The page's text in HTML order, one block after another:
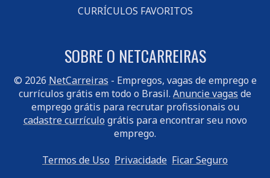
CURRÍCULOS FAVORITOS
SOBRE O NETCARREIRAS
© 2026 NetCarreiras - Empregos, vagas de emprego e
currículos grátis em todo o Brasil. Anuncie vagas de
emprego grátis para recrutar profissionais ou
cadastre currículo grátis para encontrar seu novo
emprego.
Termos de Uso Privacidade Ficar Seguro